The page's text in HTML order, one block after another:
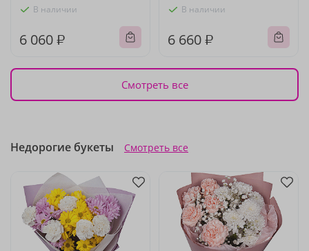
В наличии
6 060 ₽
В наличии
6 660 ₽
Смотреть все
Недорогие букеты Смотреть все